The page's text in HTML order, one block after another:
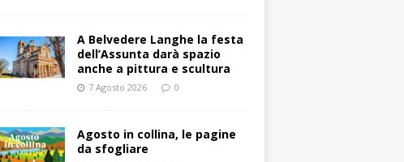
A Belvedere Langhe la festa
dell’Assunta darà spazio
anche a pittura e scultura
7 Agosto 2026 0
Agosto in collina, le pagine
da sfogliare